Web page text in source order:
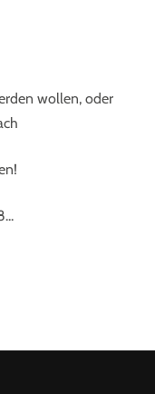
wollen, oder